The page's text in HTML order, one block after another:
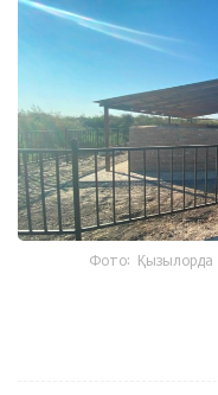
Фото: